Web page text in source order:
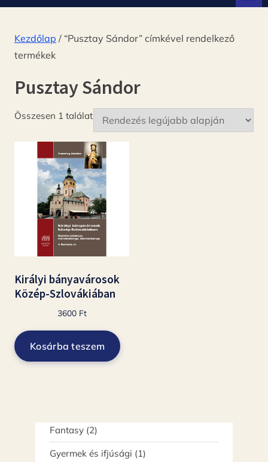
Kezdőlap / “Pusztay Sándor” címkével rendelkező
termékek
Pusztay Sándor
Összesen 1 találat
Királyi bányavárosok
Közép-Szlovákiában
3600 Ft
Kosárba teszem
Fantasy 22
termék
Gyermek és ifjúsági 11